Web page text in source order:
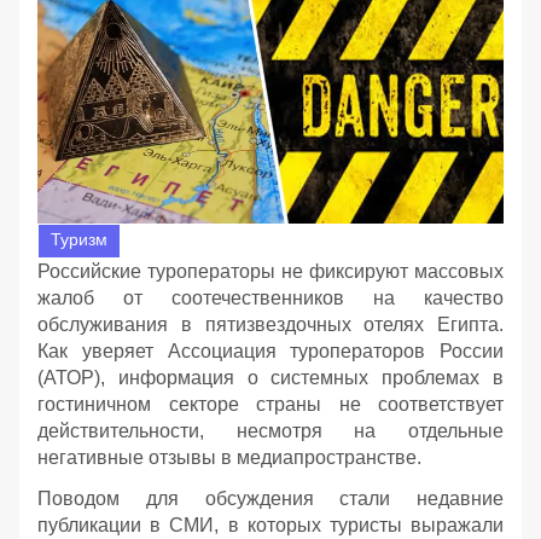
Туризм
Российские туроператоры не фиксируют массовых
жалоб от соотечественников на качество
обслуживания в пятизвездочных отелях Египта.
Как уверяет Ассоциация туроператоров России
(АТОР), информация о системных проблемах в
гостиничном секторе страны не соответствует
действительности, несмотря на отдельные
негативные отзывы в медиапространстве.
Поводом для обсуждения стали недавние
публикации в СМИ, в которых туристы выражали